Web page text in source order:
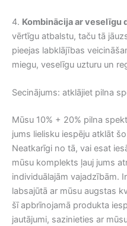
4. Kombinācija ar veselīgu
vērtīgu atbalstu, taču tā
pieejas labklājības
miegu, veselīgu uzturu un
Secinājums: atklājiet pilna
Mūsu 10% + 20% pilna
jums lielisku iespēju atklāt
Neatkarīgi no tā, vai esat
mūsu komplekts ļauj jums
individuālajām vajadzībām.
labsajūtā ar mūsu augstas
šī apbrīnojamā produkta
jautājumi, sazinieties ar